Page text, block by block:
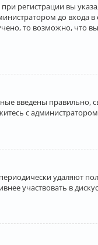
регистрации вы
до входа
то возможно, что
введены правильно,
с администратором
удаляют
участвовать в